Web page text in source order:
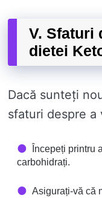
V. Sfaturi
dietei
Dacă sunteți
sfaturi despre a
Începeți printru
carbohidrați.
Asigurați-vă că